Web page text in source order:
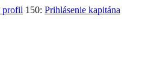
profil 150: Prihlásenie kapitána